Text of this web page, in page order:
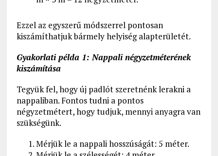
Ezzel az egyszerű módszerrel pontosan
kiszámíthatjuk bármely helyiség alapterületét.
Gyakorlati példa 1: Nappali négyzetméterének
kiszámítása
Tegyük fel, hogy új padlót szeretnénk lerakni a
nappaliban. Fontos tudni a pontos
négyzetmétert, hogy tudjuk, mennyi anyagra van
szükségünk.
Mérjük le a nappali hosszúságát: 5 méter.